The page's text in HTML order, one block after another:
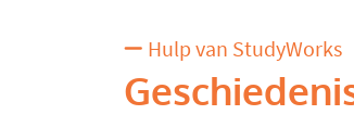
Hulp van StudyWorks